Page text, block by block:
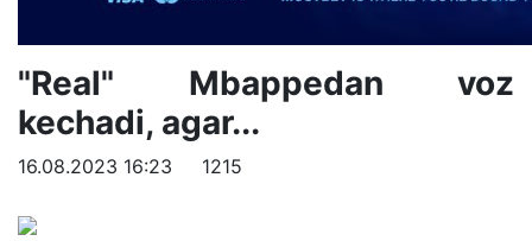
"Real" Mbappedan voz
kechadi, agar...
16.08.2023 16:23 1215